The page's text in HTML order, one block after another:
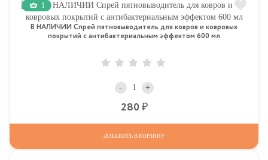
1
В НАЛИЧИИ Спрей пятновыводитель для ковров и ковровых
покрытий с антибактериальным эффектом 600 мл
- +
280
ДОБАВИТЬ В КОРЗИНУ